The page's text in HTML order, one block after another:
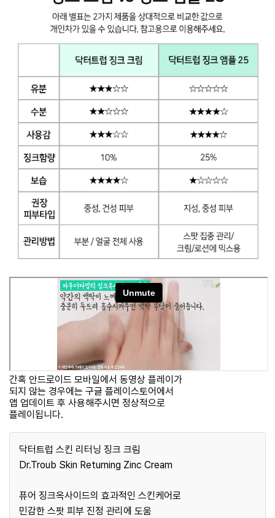
간혹 안드로이드 모바일에서 동영상 플레이가
되지 않는 경우에는 구글 플레이스토어에서
앱 업데이트 후 사용해주시면 정상적으로
플레이됩니다.
닥터트럽 스킨 리터닝 징크 크림
Dr.Troub Skin Returning Zinc Cream
퓨어 징크옥사이드의 효과적인 스킨케어로
민감한 스팟 피부 진정 관리에 도움